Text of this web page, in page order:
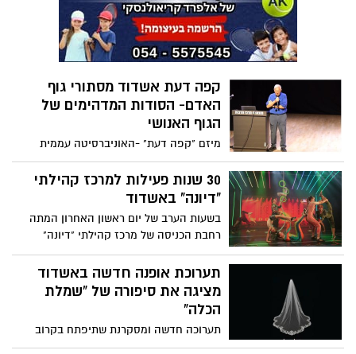
ומזמינות אתכם ליהנות מאווירה כיפית ומהנה
בהפנינג המשפחתי Sea Esta שיתקיים ביום
חמישי הקרוב החל מהשעה 17:00 ברחבת
העירייה וקניון סימול. זה הזמן לעצור ולבוא
סוף שבוע בלב העיר
קפה דעת אשדוד מסתורי גוף
האדם- הסודות המדהימים של
הגוף האנושי
מיזם "קפה דעת" -האוניברסיטה עממית
חינמית מזמין אתכם ביום חמישי, 4 ביוני 2026
למפגש שיחל בשעה 09:30 עם מר בני לוי,
שירצה בנושא המרתק "נפלאות גוף האדם:
30 שנות פעילות למרכז קהילתי
"דיונה" באשדוד
בשעות הערב של יום ראשון האחרון המתה
רחבת הכניסה של מרכז קהילתי "דיונה"
מתושבים רבים, שהגיעו לציין באירוע ייחודי
30 שנות פעילות למרכז הקהילתי. תזמורת של
הקונסרבטוריון העירוני "אקדמא" הנעימה את
זמנם של באי האירוע ודמויות ססגוניות מבית
היוצר של תיאטרון הרחוב "ברמוזה" הוסיפו
ססגוניות וצבע .
תערוכת אופנה חדשה באשדוד
מציגה את סיפורה של "שמלת
הכלה"
תערוכה חדשה ומסקרנת שתיפתח בקרוב
בגלריה העירונית אשדוד בית אריה קלנג,